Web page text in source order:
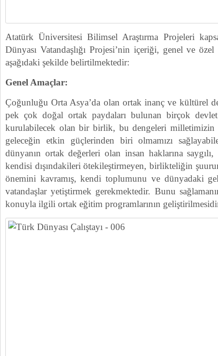
Atatürk Üniversitesi Bilimsel Araştırma Projeleri
Dünyası Vatandaşlığı Projesi’nin içeriği, genel ve
aşağıdaki şekilde belirtilmektedir:
Genel Amaçlar:
Çoğunluğu Orta Asya’da olan ortak inanç ve kültürel
pek çok doğal ortak paydaları bulunan birçok
kurulabilecek olan bir birlik, bu dengeleri milletimizin
geleceğin etkin güçlerinden biri olmamızı
dünyanın ortak değerleri olan insan haklarına
kendisi dışındakileri ötekileştirmeyen, birlikteliğin
önemini kavramış, kendi toplumunu ve dünyadaki
vatandaşlar yetiştirmek gerekmektedir. Bunu
konuyla ilgili ortak eğitim programlarının